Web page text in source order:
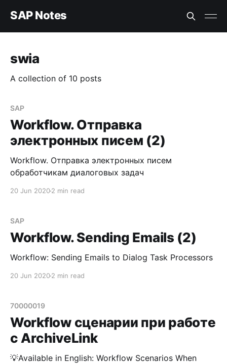
SAP Notes
swia
A collection of 10 posts
SAP
Workflow. Отправка
электронных писем (2)
Workflow. Отправка электронных писем
обработчикам диалоговых задач
20 Jun 20202 min read
SAP
Workflow. Sending Emails (2)
Workflow: Sending Emails to Dialog Task Processors
20 Jun 20202 min read
70000019
Workflow сценарии при работе
с ArchiveLink
💡Available in English: Workflow Scenarios When